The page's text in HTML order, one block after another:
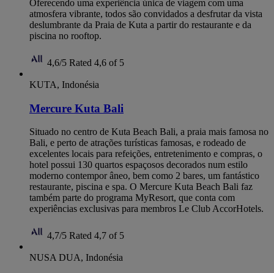
Oferecendo uma experiência única de viagem com uma
atmosfera vibrante, todos são convidados a desfrutar da vista
deslumbrante da Praia de Kuta a partir do restaurante e da
piscina no rooftop.
4,6/5 Rated 4,6 of 5
KUTA, Indonésia
Mercure Kuta Bali
Situado no centro de Kuta Beach Bali, a praia mais famosa no
Bali, e perto de atrações turísticas famosas, e rodeado de
excelentes locais para refeições, entretenimento e compras, o
hotel possui 130 quartos espaçosos decorados num estilo
moderno contempor âneo, bem como 2 bares, um fantástico
restaurante, piscina e spa. O Mercure Kuta Beach Bali faz
também parte do programa MyResort, que conta com
experiências exclusivas para membros Le Club AccorHotels.
4,7/5 Rated 4,7 of 5
NUSA DUA, Indonésia